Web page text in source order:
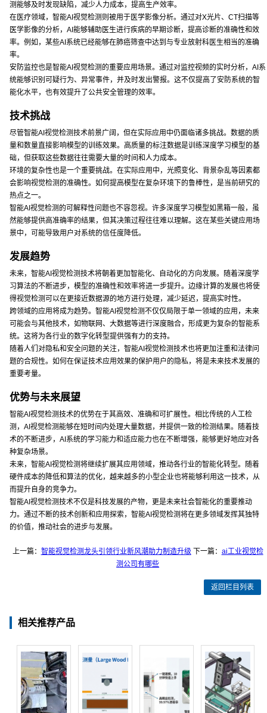
测能够及时发现缺陷，减少人力成本，提高生产效率。
在医疗领域，智能AI视觉检测则被用于医学影像分析。通过对X光片、CT扫描等
医学影像的分析，AI能够辅助医生进行疾病的早期诊断，提高诊断的准确性和效
率。例如，某些AI系统已经能够在肺癌筛查中达到与专业放射科医生相当的准确
率。
安防监控也是智能AI视觉检测的重要应用场景。通过对监控视频的实时分析，AI系
统能够识别可疑行为、异常事件，并及时发出警报。这不仅提高了安防系统的智
能化水平，也有效提升了公共安全管理的效率。
技术挑战
尽管智能AI视觉检测技术前景广阔，但在实际应用中仍面临诸多挑战。数据的质
量和数量直接影响模型的训练效果。高质量的标注数据是训练深度学习模型的基
础，但获取这些数据往往需要大量的时间和人力成本。
环境的复杂性也是一个重要挑战。在实际应用中，光照变化、背景杂乱等因素都
会影响视觉检测的准确性。如何提高模型在复杂环境下的鲁棒性，是当前研究的
热点之一。
智能AI视觉检测的可解释性问题也不容忽视。许多深度学习模型如黑箱一般，虽
然能够提供高准确率的结果，但其决策过程往往难以理解。这在某些关键应用场
景中，可能导致用户对系统的信任度降低。
发展趋势
未来，智能AI视觉检测技术将朝着更加智能化、自动化的方向发展。随着深度学
习算法的不断进步，模型的准确性和效率将进一步提升。边缘计算的发展也将使
得视觉检测可以在更接近数据源的地方进行处理，减少延迟，提高实时性。
跨领域的应用将成为趋势。智能AI视觉检测不仅仅局限于单一领域的应用，未来
可能会与其他技术，如物联网、大数据等进行深度融合，形成更为复杂的智能系
统。这将为各行业的数字化转型提供强有力的支持。
随着人们对隐私和安全问题的关注，智能AI视觉检测技术也将更加注重和法律问
题的合规性。如何在保证技术应用效果的保护用户的隐私，将是未来技术发展的
重要考量。
优势与未来展望
智能AI视觉检测技术的优势在于其高效、准确和可扩展性。相比传统的人工检
测，AI视觉检测能够在短时间内处理大量数据，并提供一致的检测结果。随着技
术的不断进步，AI系统的学习能力和适应能力也在不断增强，能够更好地应对各
种复杂场景。
未来，智能AI视觉检测将继续扩展其应用领域，推动各行业的智能化转型。随着
硬件成本的降低和算法的优化，越来越多的小型企业也将能够利用这一技术，从
而提升自身的竞争力。
智能AI视觉检测技术不仅是科技发展的产物，更是未来社会智能化的重要推动
力。通过不断的技术创新和应用探索，智能AI视觉检测将在更多领域发挥其独特
的价值，推动社会的进步与发展。
上一篇： 智能视觉检测龙头引领行业新风潮助力制造升级 下一篇： ai工业视觉检
测公司有哪些
返回栏目列表
相关推荐产品